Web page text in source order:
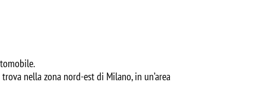
nella zona nord-est di Milano, in un’area